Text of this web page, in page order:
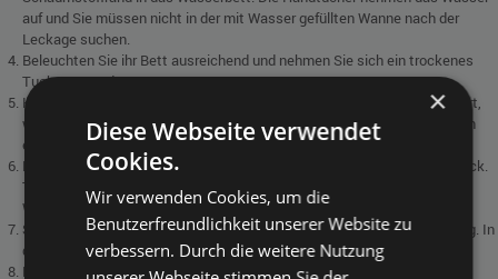
auf und Sie müssen nicht in der mit Wasser gefüllten Wanne nach der
Leckage suchen.
Beleuchten Sie ihr Bett ausreichend und nehmen Sie sich ein trockenes
Tuch zur Hand.
Kontrollieren Sie nun Stück für Stück den Wasserkern. Beginnen Sie dort,
wo Sie die Undichtigkeit als erstes bemerkt haben oder beginnen Sie an
einer Ecke.
Knien Sie sich vor Ihr Wasserbett und drücken Sie die Ecke etwas zurück.
Trocknen Sie diese ausreichend mit dem Tuch ab, sodass keine
Wasserperle mehr sichtbar ist.
Sollte nun hier eine Leckage sein, rinnt irgendwo ein Wassertropfen lang. In
diesem Fall hätten Sie die Leckage bereits gefunden.
Meist befinden sich Leckagen an den Ecken oder am Ein- und Ausstieg,
×
Diese Webseite verwendet
Cookies.
Wir verwenden Cookies, um die
Benutzerfreundlichkeit unserer Website zu
verbessern. Durch die weitere Nutzung